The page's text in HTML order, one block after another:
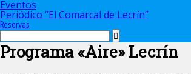
Eventos
Periódico “El Comarcal de Lecrín”
Reservas
Programa «Aire» Lecrín